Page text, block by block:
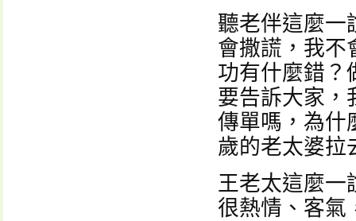
聽老伴這麼一
會撒謊，我不
功有什麼錯？
要告訴大家，
傳單嗎，為什
歲的老太婆
王老太這麼一
很熱情、客氣